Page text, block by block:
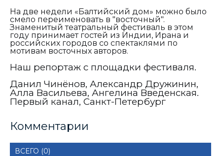
На две недели «Балтийский дом» можно было
смело переименовать в "восточный".
Знаменитый театральный фестиваль в этом
году принимает гостей из Индии, Ирана и
российских городов со спектаклями по
мотивам восточных авторов.
Наш репортаж с площадки фестиваля.
Данил Чинёнов, Александр Дружинин,
Алла Васильева, Ангелина Введенская.
Первый канал, Санкт-Петербург
Комментарии
ВСЕГО (0)